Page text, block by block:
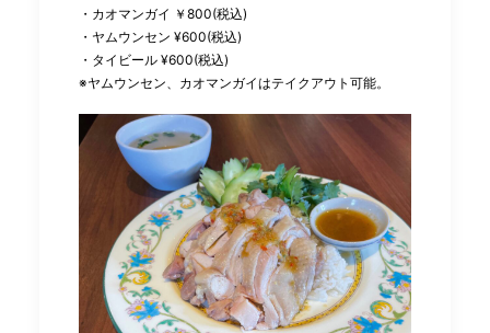
・カオマンガイ ￥800(税込)
・ヤムウンセン ¥600(税込)
・タイビール ¥600(税込)
※ヤムウンセン、カオマンガイはテイクアウト可能。